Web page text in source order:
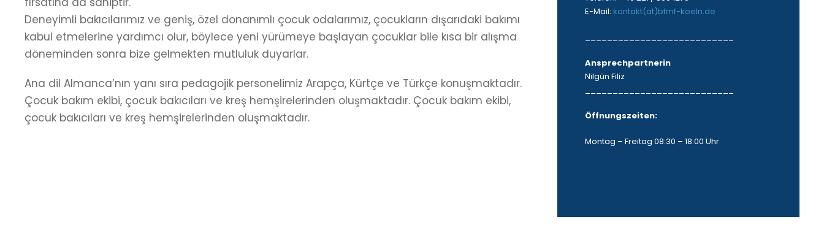
Deneyimli bakıcılarımız ve geniş, özel donanımlı çocuk odalarımız, çocukların dışarıdaki bakımı
kabul etmelerine yardımcı olur, böylece yeni yürümeye başlayan çocuklar bile kısa bir alışma
döneminden sonra bize gelmekten mutluluk duyarlar.
Ana dil Almanca’nın yanı sıra pedagojik personelimiz Arapça, Kürtçe ve Türkçe konuşmaktadır.
Çocuk bakım ekibi, çocuk bakıcıları ve kreş hemşirelerinden oluşmaktadır. Çocuk bakım ekibi,
çocuk bakıcıları ve kreş hemşirelerinden oluşmaktadır.
E-Mail: kontakt(at)bfmf-koeln.de
Ansprechpartnerin
Nilgün Filiz
Öffnungszeiten:
Montag – Freitag 08:30 – 18:00 Uhr